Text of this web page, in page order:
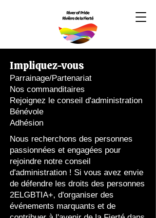
Impliquez-vous
Parrainage/Partenariat
Nos commanditaires
Rejoignez le conseil d'administration
Bénévole
Adhésion
Nous recherchons des personnes
passionnées et engagées pour
rejoindre notre conseil
d'administration ! Si vous avez envie
de défendre les droits des personnes
2ELGBTIA+, d'organiser des
événements marquants et de